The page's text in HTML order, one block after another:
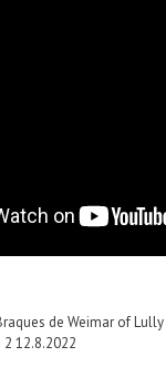
de Weimar of
12.8.2022